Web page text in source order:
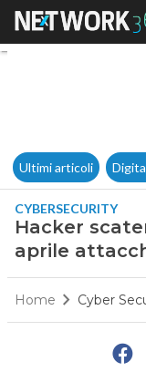
Ultimi articoli
CYBERSECURITY
Hacker
aprile
Home Cyber